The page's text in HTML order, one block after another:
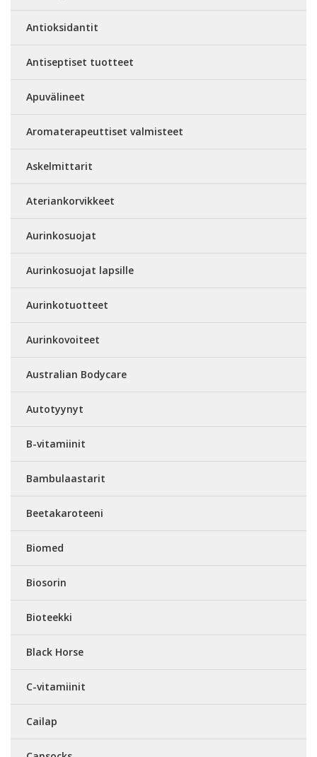
Antioksidantit
Antiseptiset tuotteet
Apuvälineet
Aromaterapeuttiset valmisteet
Askelmittarit
Ateriankorvikkeet
Aurinkosuojat
Aurinkosuojat lapsille
Aurinkotuotteet
Aurinkovoiteet
Australian Bodycare
Autotyynyt
B-vitamiinit
Bambulaastarit
Beetakaroteeni
Biomed
Biosorin
Bioteekki
Black Horse
C-vitamiinit
Cailap